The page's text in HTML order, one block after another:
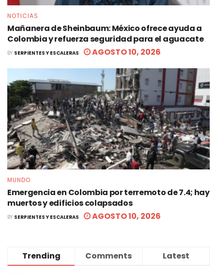
NOTICIAS
Mañanera de Sheinbaum: México ofrece ayuda a
Colombia y refuerza seguridad para el aguacate
BY SERPIENTES Y ESCALERAS AGOSTO 10, 2026
MUNDO
Emergencia en Colombia por terremoto de 7.4; hay
muertos y edificios colapsados
BY SERPIENTES Y ESCALERAS AGOSTO 10, 2026
Trending Comments Latest